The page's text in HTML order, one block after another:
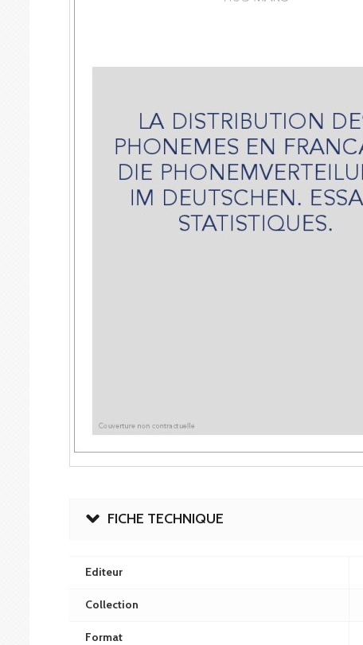
FICHE TECHNIQUE
Editeur
Collection
Format